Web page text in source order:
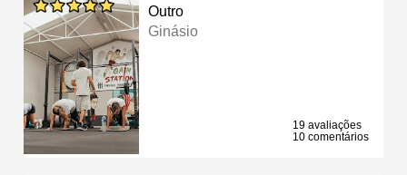
Outro
Ginásio
19 avaliações
10 comentários